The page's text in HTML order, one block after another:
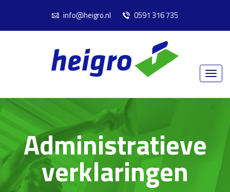
info@heigro.nl 0591 316 735
Administratieve
verklaringen